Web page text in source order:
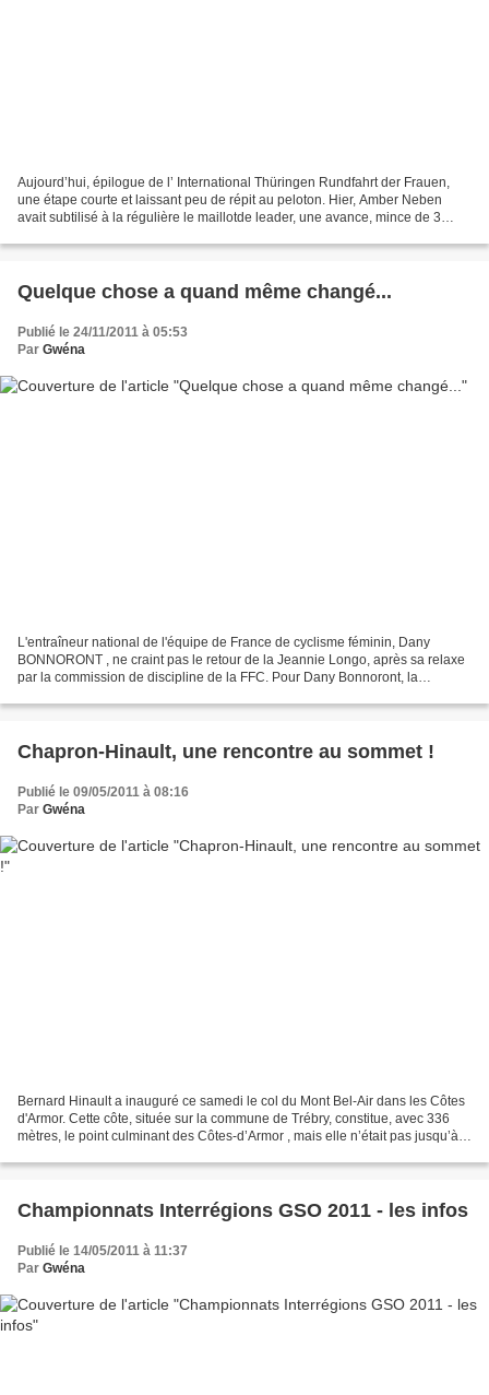
Aujourd’hui, épilogue de l’ International Thüringen Rundfahrt der Frauen,
une étape courte et laissant peu de répit au peloton. Hier, Amber Neben
avait subtilisé à la régulière le maillotde leader, une avance, mince de 3
Quelque chose a quand même changé...
Publié le 24/11/2011 à 05:53
Par Gwéna
L'entraîneur national de l'équipe de France de cyclisme féminin, Dany
BONNORONT , ne craint pas le retour de la Jeannie Longo, après sa relaxe
par la commission de discipline de la FFC. Pour Dany Bonnoront, la
Chapron-Hinault, une rencontre au sommet !
Publié le 09/05/2011 à 08:16
Par Gwéna
Bernard Hinault a inauguré ce samedi le col du Mont Bel-Air dans les Côtes
d'Armor. Cette côte, située sur la commune de Trébry, constitue, avec 336
mètres, le point culminant des Côtes-d’Armor , mais elle n’était pas jusqu’à
Championnats Interrégions GSO 2011 - les infos
Publié le 14/05/2011 à 11:37
Par Gwéna